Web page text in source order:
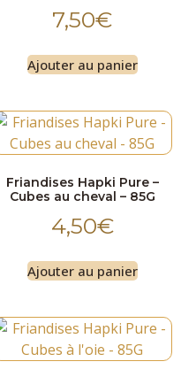
7,50€
Ajouter au panier
Friandises Hapki Pure –
Cubes au cheval – 85G
4,50€
Ajouter au panier